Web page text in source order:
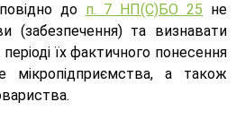
до п. 7 НП(С)БО 25 не
(забезпечення) та визнавати
періоді їх фактичного понесення
а також